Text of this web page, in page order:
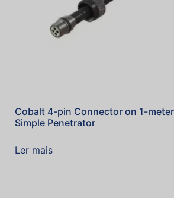
Cobalt 4-pin Connector on 1-
Simple Penetrator
Ler mais